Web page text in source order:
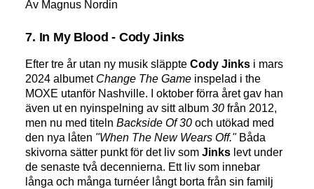
Av Magnus Nordin
7. In My Blood - Cody Jinks
Efter tre år utan ny musik släppteCody Jinks i mars
2024 albumet Change The Game inspelad i the
MOXE utanför Nashville. I oktober förra året gav han
även ut en nyinspelning av sitt album30 från 2012,
men nu med titelnBackside Of 30 och utökad med
den nya låten "When The New Wears Off."Båda
skivorna sätter punkt för det liv somJinks levt under
de senaste två decennierna. Ett liv som innebar
långa och många turnéer långt borta från sin familj